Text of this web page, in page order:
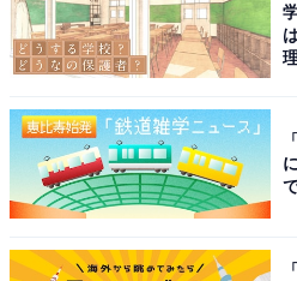
◆早稲田大学
今シーズンは故障者が多く、年
駅伝でも総合12位と奮いません
リーメンバーが13名残ること
入生の加入も決まっています
（1年）をはじめ、有力選手が
ずは予選会トップ通過を目指し